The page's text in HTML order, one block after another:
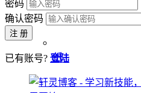
纸
密码
确认密码
注 册
已有账号? 登陆